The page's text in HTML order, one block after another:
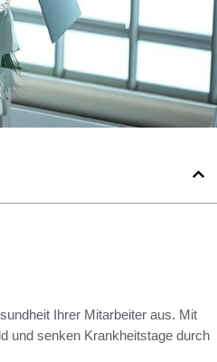
Ihrer Mitarbeiter aus. Mit
und senken Krankheitstage durch